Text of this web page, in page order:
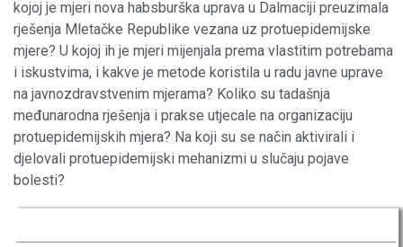
kojoj je mjeri nova habsburška uprava u Dalmaciji preuzimala
rješenja Mletačke Republike vezana uz protuepidemijske
mjere? U kojoj ih je mjeri mijenjala prema vlastitim potrebama
i iskustvima, i kakve je metode koristila u radu javne uprave
na javnozdravstvenim mjerama? Koliko su tadašnja
međunarodna rješenja i prakse utjecale na organizaciju
protuepidemijskih mjera? Na koji su se način aktivirali i
djelovali protuepidemijski mehanizmi u slučaju pojave
bolesti?